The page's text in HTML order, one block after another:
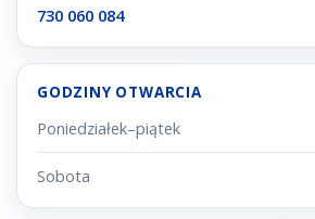
730 060 084
GODZINY OTWARCIA
Poniedziałek–piątek
Sobota